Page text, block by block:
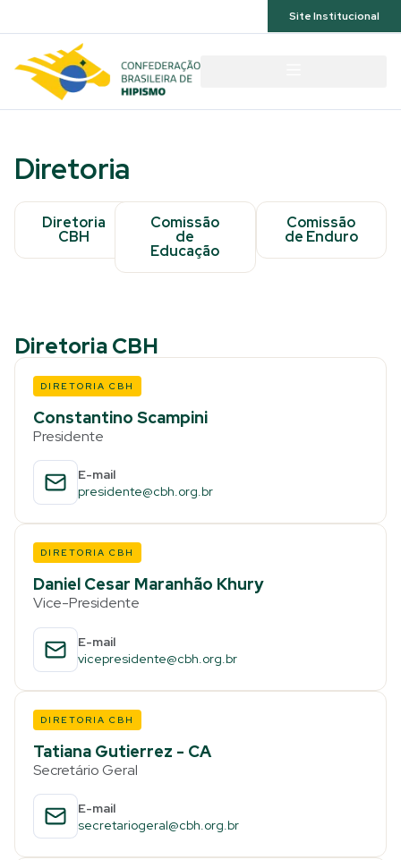
Site Institucional
Diretoria
Diretoria
CBH
Comissão
de
Educação
Comissão
de Enduro
Diretoria CBH
DIRETORIA CBH
Constantino Scampini
Presidente
E-mail
presidente@cbh.org.br
DIRETORIA CBH
Daniel Cesar Maranhão Khury
Vice-Presidente
E-mail
vicepresidente@cbh.org.br
DIRETORIA CBH
Tatiana Gutierrez - CA
Secretário Geral
E-mail
secretariogeral@cbh.org.br